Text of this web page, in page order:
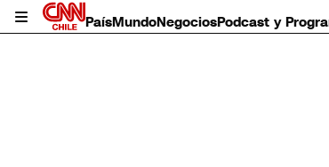
PaísMundoNegociosPodcast y